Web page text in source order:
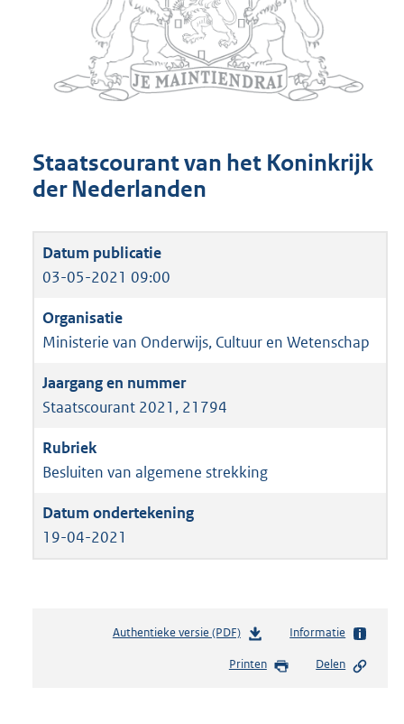
Staatscourant van het Koninkrijk
der Nederlanden
03-05-2021 09:00
Ministerie van Onderwijs, Cultuur en Wetenschap
Staatscourant 2021, 21794
Besluiten van algemene strekking
19-04-2021
Authentieke versie (PDF)b
s
Informatie
Printen Delen